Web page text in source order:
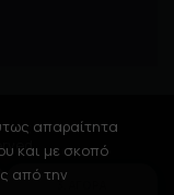
απαραίτητα
και με σκοπό
από την